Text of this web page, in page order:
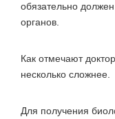
обязательно
органов.
Как отмечают
несколько сложнее.
Для получения